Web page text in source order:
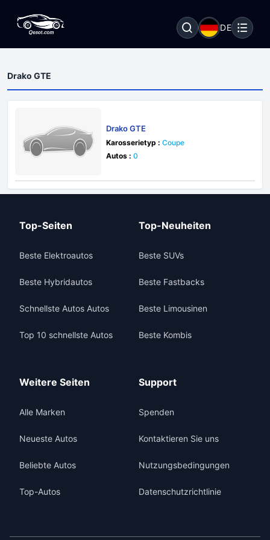
DE
Drako GTE
Drako GTE
Karosserietyp : Coupe
Autos : 0
Top-Seiten
Beste Elektroautos
Beste Hybridautos
Schnellste Autos Autos
Top 10 schnellste Autos
Top-Neuheiten
Beste SUVs
Beste Fastbacks
Beste Limousinen
Beste Kombis
Weitere Seiten
Alle Marken
Neueste Autos
Beliebte Autos
Top-Autos
Support
Spenden
Kontaktieren Sie uns
Nutzungsbedingungen
Datenschutzrichtlinie